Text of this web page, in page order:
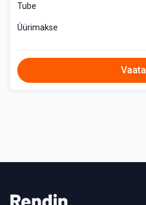
Tube
Üürimakse
Vaata